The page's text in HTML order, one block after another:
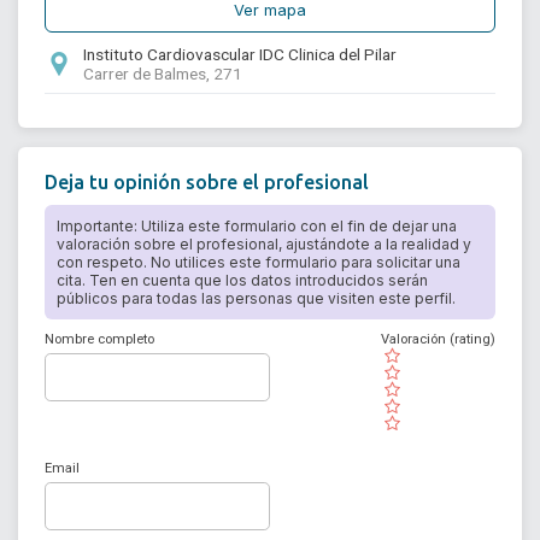
Ver mapa
Instituto Cardiovascular IDC Clinica del Pilar
Carrer de Balmes, 271
Deja tu opinión sobre el profesional
Importante: Utiliza este formulario con el fin de dejar una
valoración sobre el profesional, ajustándote a la realidad y
con respeto. No utilices este formulario para solicitar una
cita. Ten en cuenta que los datos introducidos serán
públicos para todas las personas que visiten este perfil.
Nombre completo
( )
( )
( )
( )
( )
Valoración (rating)
Email